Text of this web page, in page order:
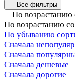
Все фильтры
По возрастанию
По возрастанию
По убыванию
Сначала
Сначала
Сначала дешевые
Сначала дорогие